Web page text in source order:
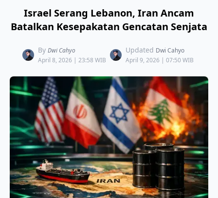
Israel Serang Lebanon, Iran Ancam
Batalkan Kesepakatan Gencatan Senjata
By Dwi Cahyo
April 8, 2026 | 23:58 WIB
Updated Dwi Cahyo
April 9, 2026 | 07:50 WIB